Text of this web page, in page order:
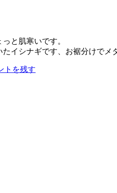
と肌寒いです。
イシナギです、お裾分けでメ
トを残す